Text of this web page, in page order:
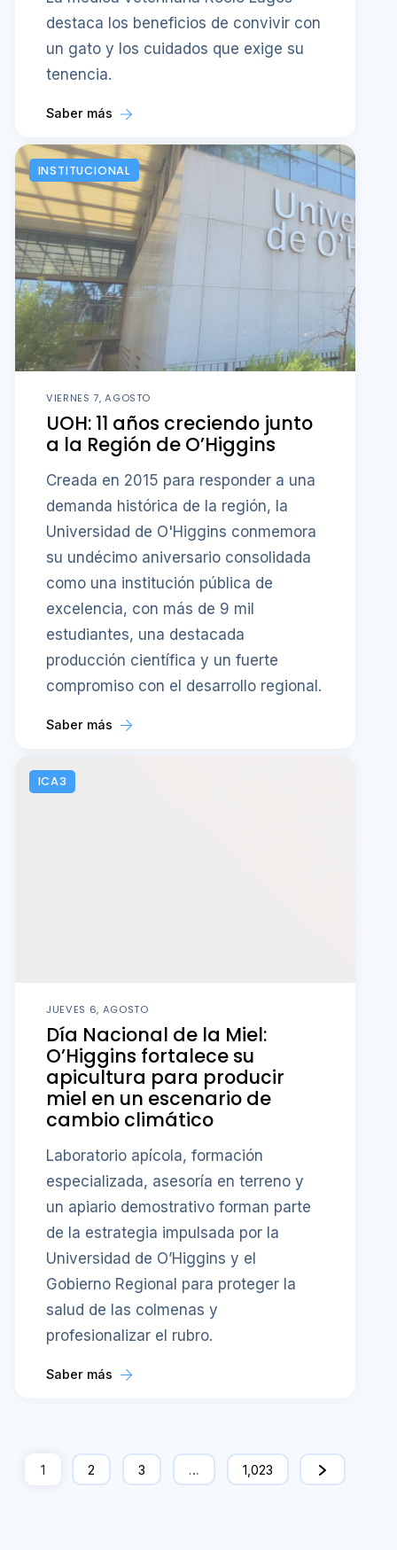
destaca los beneficios de convivir con
un gato y los cuidados que exige su
tenencia.
Saber más
INSTITUCIONAL
VIERNES 7, AGOSTO
UOH: 11 años creciendo junto
a la Región de O’Higgins
Creada en 2015 para responder a una
demanda histórica de la región, la
Universidad de O'Higgins conmemora
su undécimo aniversario consolidada
como una institución pública de
excelencia, con más de 9 mil
estudiantes, una destacada
producción científica y un fuerte
compromiso con el desarrollo regional.
Saber más
ICA3
JUEVES 6, AGOSTO
Día Nacional de la Miel:
O’Higgins fortalece su
apicultura para producir
miel en un escenario de
cambio climático
Laboratorio apícola, formación
especializada, asesoría en terreno y
un apiario demostrativo forman parte
de la estrategia impulsada por la
Universidad de O’Higgins y el
Gobierno Regional para proteger la
salud de las colmenas y
profesionalizar el rubro.
Saber más
1 2 3 … 1,023